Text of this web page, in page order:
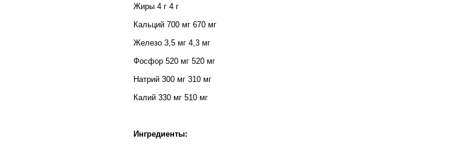
Жиры 4 г 4 г
Кальций 700 мг 670 мг
Железо 3,5 мг 4,3 мг
Фосфор 520 мг 520 мг
Натрий 300 мг 310 мг
Калий 330 мг 510 мг
Ингредиенты: